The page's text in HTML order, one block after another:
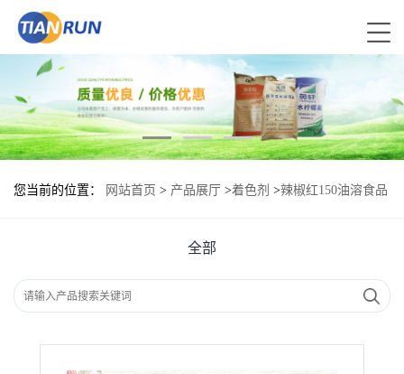
您当前的位置： 网站首页 > 产品展厅 >着色剂 >辣椒红150油溶食品
全部